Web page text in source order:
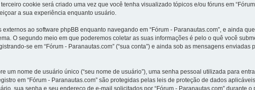
cookie será criado uma vez que você tenha visualizado tópicos e/ou fóruns em
a sua experiência enquanto usuário.
ao software phpBB enquanto navegando em “Fórum - Paranautas.com”, e ainda
O segundo meio em que poderemos coletar as suas informações é pelo o quê você
se em “Fórum - Paranautas.com” (“sua conta”) e ainda sob as mensagens
um nome de usuário único (“seu nome de usuário”), uma senha pessoal utilizada para
em “Fórum - Paranautas.com” são protegidas pelas leis de proteção de dados
sua senha e seu endereço de e-mail solicitados por “Fórum - Paranautas.com” durante